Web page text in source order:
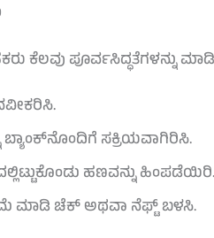
ಕೆಲವು ಪೂರ್ವಸಿದ್ಧತೆಗಳನ್ನು
ಸಕ್ರಿಯವಾಗಿರಿಸಿ.
ಹಣವನ್ನು ಹಿಂಪಡೆಯಿರಿ.
ಮಾಡಿ ಚೆಕ್ ಅಥವಾ ನೆಫ್ಟ್ ಬಳಸಿ.